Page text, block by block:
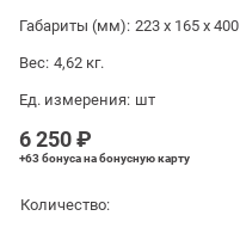
Габариты (мм): 223 x 165 x 400
Вес: 4,62 кг.
Ед. измерения: шт
6 250 ₽
+63 бонусана бонусную карту
Количество: